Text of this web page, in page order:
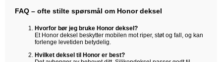
FAQ – ofte stilte spørsmål om Honor deksel
Hvorfor bør jeg bruke Honor deksel?
Et Honor deksel beskytter mobilen mot riper, støt og fall, og kan
forlenge levetiden betydelig.
Hvilket deksel til Honor er best?